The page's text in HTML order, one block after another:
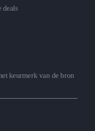
deals
keurmerk van de bron